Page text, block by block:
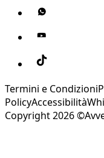
Termini e Condizioni
PolicyAccessibilità
Copyright 2026